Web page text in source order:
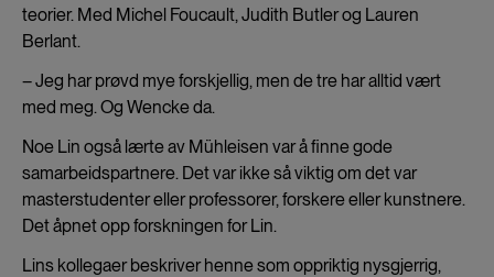
teorier. Med Michel Foucault, Judith Butler og Lauren
Berlant.
– Jeg har prøvd mye forskjellig, men de tre har alltid vært
med meg. Og Wencke da.
Noe Lin også lærte av Mühleisen var å finne gode
samarbeidspartnere. Det var ikke så viktig om det var
masterstudenter eller professorer, forskere eller kunstnere.
Det åpnet opp forskningen for Lin.
Lins kollegaer beskriver henne som oppriktig nysgjerrig,